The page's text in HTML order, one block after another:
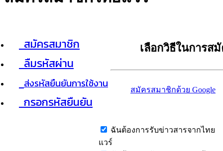
สมัครสมาชิก
ลืมรหัสผ่าน
ส่งรหัสยืนยันการใช้งาน
กรอกรหัสยืนยัน
เลือกวิธีในการส
สมัครสมาชิกด้วย Google
ฉันต้องการรับข่าวสารจากไทย
แวร์